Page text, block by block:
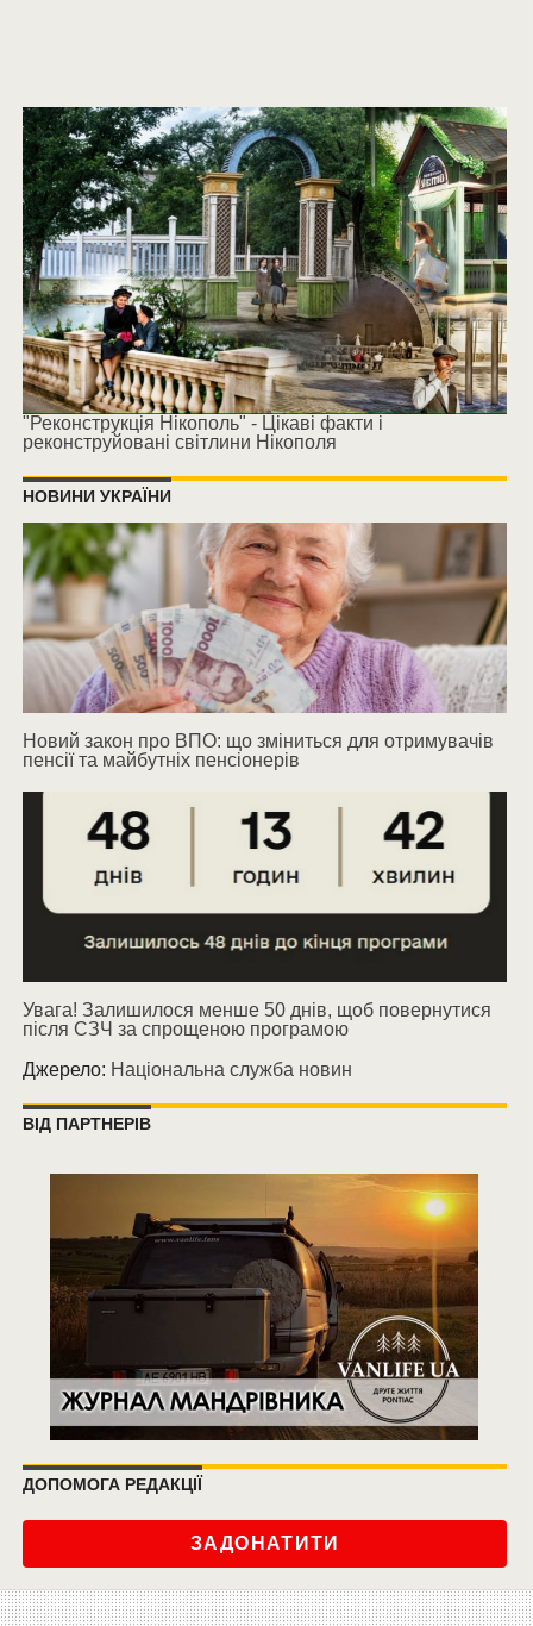
"Реконструкція Нікополь" - Цікаві факти і
реконструйовані світлини Нікополя
НОВИНИ УКРАЇНИ
Новий закон про ВПО: що зміниться для отримувачів
пенсії та майбутніх пенсіонерів
Увага! Залишилося менше 50 днів, щоб повернутися
після СЗЧ за спрощеною програмою
Джерело: Національна служба новин
ВІД ПАРТНЕРІВ
ДОПОМОГА РЕДАКЦІЇ
ЗАДОНАТИТИ